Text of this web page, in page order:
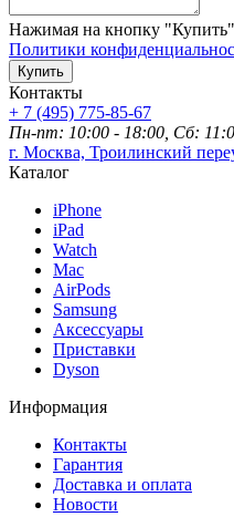
Нажимая на кнопку
Политики
Купить
Контакты
+ 7 (495) 775-85-67
Пн-пт: 10:00 - 18:00, Сб:
г. Москва, Троилинский
Каталог
iPhone
iPad
Watch
Mac
AirPods
Samsung
Аксессуары
Приставки
Dyson
Информация
Контакты
Гарантия
Доставка и оплата
Новости